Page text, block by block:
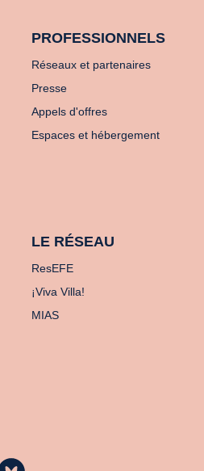
PROFESSIONNELS
Réseaux et partenaires
Presse
Appels d'offres
Espaces et hébergement
LE RÉSEAU
ResEFE
¡Viva Villa!
MIAS